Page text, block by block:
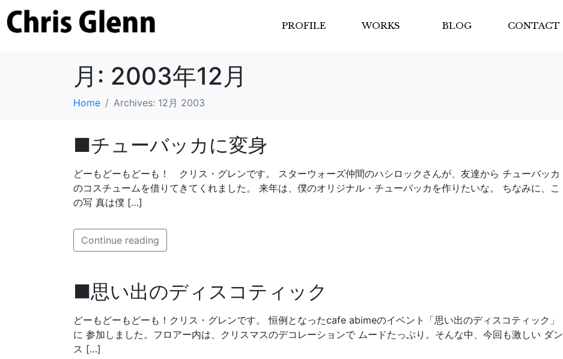
PROFILE WORKS BLOG CONTACT
月: 2003年12月
Home Archives: 12月 2003
■チューバッカに変身
どーもどーもどーも！ クリス・グレンです。 スターウォーズ仲間のハシロックさんが、友達から チューバッカ
のコスチュームを借りてきてくれました。 来年は、僕のオリジナル・チューバッカを作りたいな。 ちなみに、こ
の写 真は僕 […]
Continue reading
■思い出のディスコティック
どーもどーもどーも！クリス・グレンです。 恒例となったcafe abimeのイベント「思い出のディスコティック」
に 参加しました。フロアー内は、クリスマスのデコレーションで ムードたっぷり。そんな中、今回も激しい ダン
ス […]